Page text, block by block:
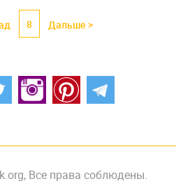
8 Дальше >
Все права соблюдены.